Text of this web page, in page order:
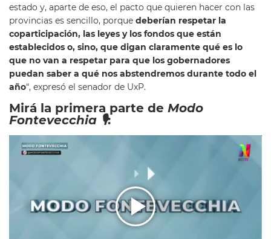
estado y, aparte de eso, el pacto que quieren hacer con las
provincias es sencillo, porque deberían respetar la
coparticipación, las leyes y los fondos que están
establecidos o, sino, que digan claramente qué es lo
que no van a respetar para que los gobernadores
puedan saber a qué nos abstendremos durante todo el
año“, expresó el senador de UxP.
Mirá la primera parte de Modo
Fontevecchia 🎙: